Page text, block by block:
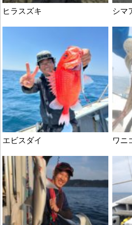
ヒラスズキ シマ
エビスダイ ワニ